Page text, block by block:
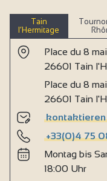
Tain
l’Hermitage
Place du 8
26601 Tain
Place du 8
26601 Tain
kontaktieren
+33(0)4 75
Montag bis
18:00 Uhr